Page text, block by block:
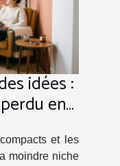
idées :
en
et les
moindre niche